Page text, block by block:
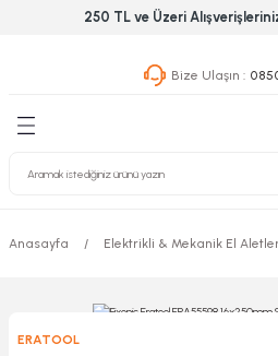
250 TL ve Üzeri
Bize Ulaşın :
Geri Dön
Geri Dön
& Nalburiye
Grubu
Geri Dön
Anasayfa Elektrikli & Mekanik El
ERATOOL